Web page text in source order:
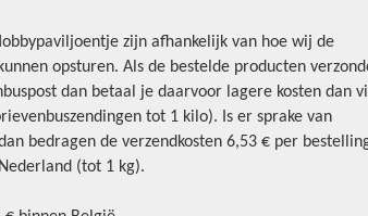
zijn afhankelijk van hoe wij de
opsturen. Als de bestelde producten
dan betaal je daarvoor lagere kosten dan
tot 1 kilo). Is er sprake van
bedragen de verzendkosten 6,53 € per
(tot 1 kg).